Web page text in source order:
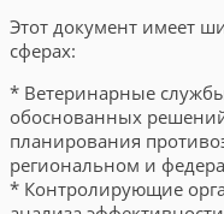
Этот документ имеет
сферах:
* Ветеринарные
обоснованных
планирования
региональном и
* Контролирующие